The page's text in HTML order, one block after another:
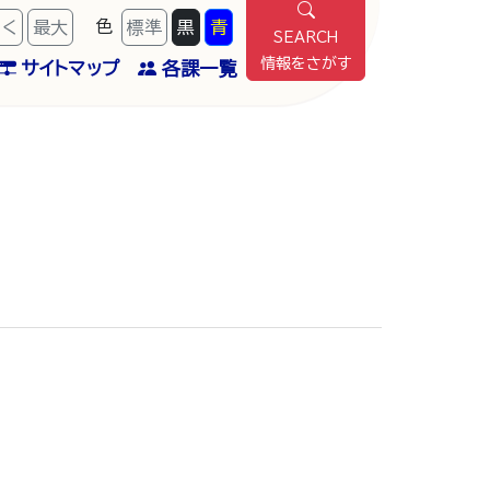
最大 色 標準 黒 青
サイトマップ 各課一覧
SEARCH
情報をさがす